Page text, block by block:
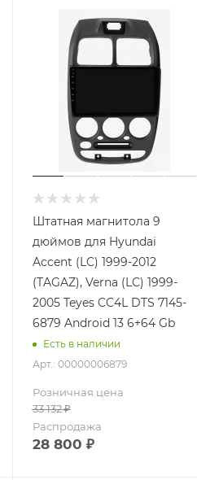
Штатная магнитола 9
дюймов для Hyundai
Accent (LC) 1999-2012
(TAGAZ), Verna (LC) 1999-
2005 Teyes CC4L DTS 7145-
6879 Android 13 6+64 Gb
Есть в наличии
Арт.: 00000006879
Розничная цена
33 132₽
Распродажа
28 800 ₽